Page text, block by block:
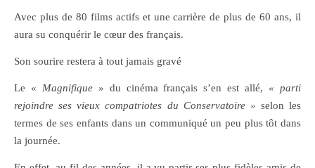
Avec plus de 80 films actifs et une carrière de plus de 60 ans, il
aura su conquérir le cœur des français.
Son sourire restera à tout jamais gravé
Le « Magnifique» du cinéma français s’en est allé, « parti
rejoindre ses vieux compatriotes du Conservatoire » selon les
termes de ses enfants dans un communiqué un peu plus tôt dans
la journée.